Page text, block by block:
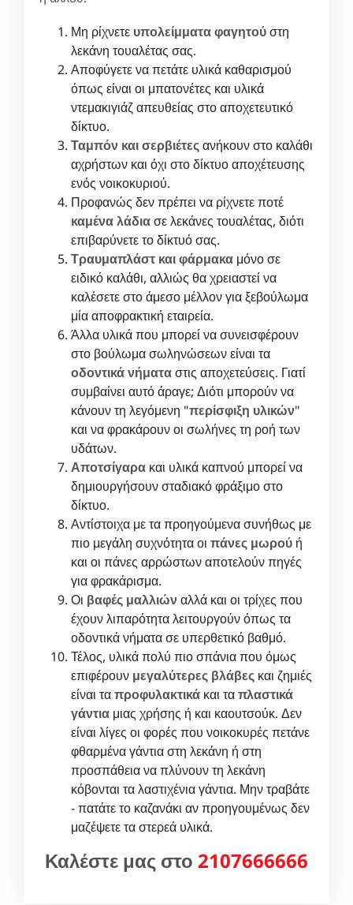
Μη ρίχνετε υπολείμματα φαγητούστη
λεκάνη τουαλέτας σας.
Αποφύγετε να πετάτε υλικά καθαρισμού
όπως είναι οι μπατονέτες και υλικά
ντεμακιγιάζ απευθείας στο αποχετευτικό
δίκτυο.
Ταμπόν και σερβιέτεςανήκουν στο καλάθι
αχρήστων και όχι στο δίκτυο αποχέτευσης
ενός νοικοκυριού.
Προφανώς δεν πρέπει να ρίχνετε ποτέ
καμένα λάδιασε λεκάνες τουαλέτας, διότι
επιβαρύνετε το δίκτυό σας.
Τραυμαπλάστ και φάρμακα μόνο σε
ειδικό καλάθι, αλλιώς θα χρειαστεί να
καλέσετε στο άμεσο μέλλον για ξεβούλωμα
μία αποφρακτική εταιρεία.
Άλλα υλικά που μπορεί να συνεισφέρουν
στο βούλωμα σωληνώσεων είναι τα
οδοντικά νήματαστις αποχετεύσεις. Γιατί
συμβαίνει αυτό άραγε; Διότι μπορούν να
κάνουν τη λεγόμενη "περίσφιξη υλικών"
και να φρακάρουν οι σωλήνες τη ροή των
υδάτων.
Αποτσίγαρα και υλικά καπνού μπορεί να
δημιουργήσουν σταδιακό φράξιμο στο
δίκτυο.
Αντίστοιχα με τα προηγούμενα συνήθως με
πιο μεγάλη συχνότητα οι πάνες μωρού ή
και οι πάνες αρρώστων αποτελούν πηγές
για φρακάρισμα.
Οι βαφές μαλλιώναλλά και οι τρίχες που
έχουν λιπαρότητα λειτουργούν όπως τα
οδοντικά νήματα σε υπερθετικό βαθμό.
Τέλος, υλικά πολύ πιο σπάνια που όμως
επιφέρουν μεγαλύτερες βλάβες και ζημιές
είναι ταπροφυλακτικά και ταπλαστικά
γάντια μιας χρήσης ή και καουτσούκ. Δεν
είναι λίγες οι φορές που νοικοκυρές πετάνε
φθαρμένα γάντια στη λεκάνη ή στη
προσπάθεια να πλύνουν τη λεκάνη
κόβονται τα λαστιχένια γάντια. Μην τραβάτε
- πατάτε το καζανάκι αν προηγουμένως δεν
μαζέψετε τα στερεά υλικά.
Καλέστε μας στο 2107666666